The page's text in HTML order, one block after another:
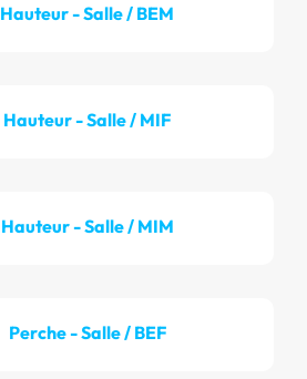
Hauteur - Salle / BEM
Hauteur - Salle / MIF
Hauteur - Salle / MIM
Perche - Salle / BEF